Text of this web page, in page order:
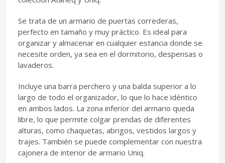
Se trata de un armario de puertas correderas,
perfecto en tamaño y muy práctico. Es ideal para
organizar y almacenar en cualquier estancia donde se
necesite orden, ya sea en el dormitorio, despensas o
lavaderos.
Incluye una barra perchero y una balda superior a lo
largo de todo el organizador, lo que lo hace idéntico
en ambos lados. La zona inferior del armario queda
libre, lo que permite colgar prendas de diferentes
alturas, como chaquetas, abrigos, vestidos largos y
trajes. También se puede complementar con nuestra
cajonera de interior de armario Uniq.